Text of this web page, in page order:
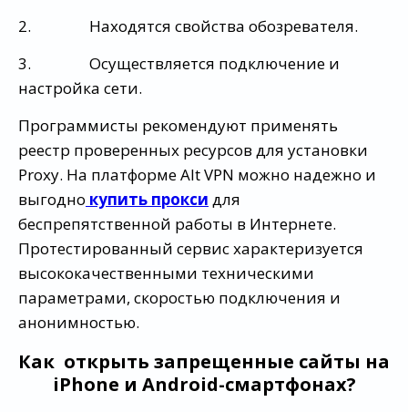
2. Находятся свойства обозревателя.
3. Осуществляется подключение и
настройка сети.
Программисты рекомендуют применять
реестр проверенных ресурсов для установки
Proxy. На платформе Alt VPN можно надежно и
выгодно купить прокси для
беспрепятственной работы в Интернете.
Протестированный сервис характеризуется
высококачественными техническими
параметрами, скоростью подключения и
анонимностью.
Как открыть запрещенные сайты на
iPhone и Android-смартфонах?